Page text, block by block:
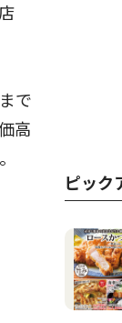
で
高
ピック